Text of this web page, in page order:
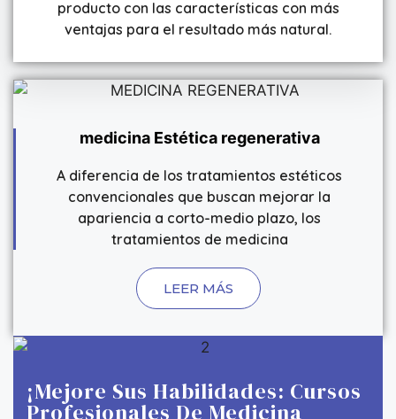
producto con las características con más
ventajas para el resultado más natural.
medicina Estética regenerativa
A diferencia de los tratamientos estéticos
convencionales que buscan mejorar la
apariencia a corto-medio plazo, los
tratamientos de medicina
LEER MÁS
¡Mejore Sus Habilidades: Cursos
Profesionales De Medicina